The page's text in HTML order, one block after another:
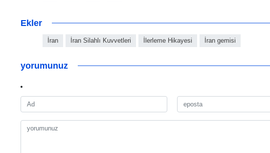
Ekler
İran İran Silahlı Kuvvetleri İlerleme Hikayesi İran gemisi
yorumunuz